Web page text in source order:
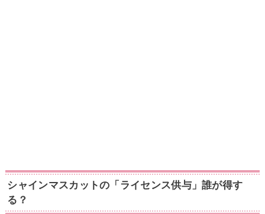
シャインマスカットの「ライセンス供与」誰が得す
る？